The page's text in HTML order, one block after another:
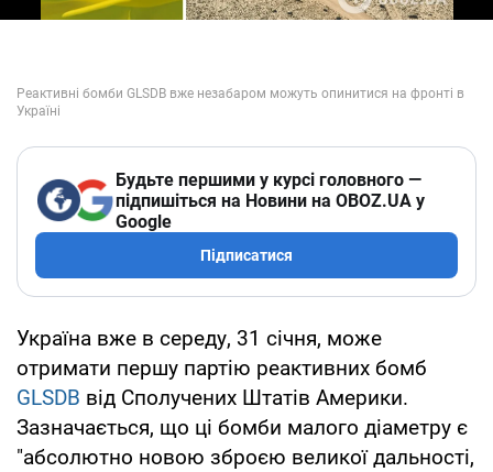
Будьте першими у курсі головного —
підпишіться на Новини на OBOZ.UA у
Google
Підписатися
Україна вже в середу, 31 січня, може
отримати першу партію реактивних бомб
GLSDB від Сполучених Штатів Америки.
Зазначається, що ці бомби малого діаметру є
"абсолютно новою зброєю великої дальності,